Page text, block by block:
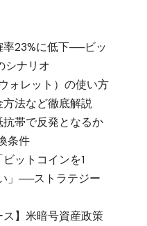
23%に低下──ビッ
シナリオ
ォレット）の使い方
方法など徹底解説
帯で反発となるか
条件
ットコインを1
」──ストラテジー
ス】米暗号資産政策